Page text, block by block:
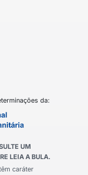
da:
UM
LEIA A BULA.
caráter